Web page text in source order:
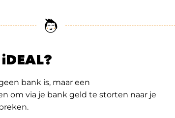
bank is, maar een
om via je bank geld te storten naar je